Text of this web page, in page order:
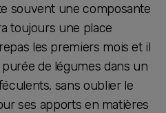
souvent une composante
toujours une place
les premiers mois et il
de légumes dans un
sans oublier le
ses apports en matières